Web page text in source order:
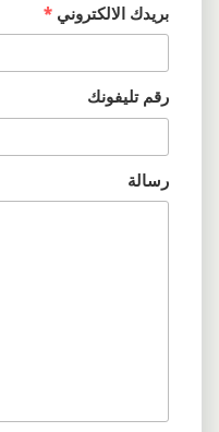
بريدك الالكتروني *
رقم تليفونك
رسالة